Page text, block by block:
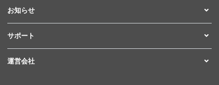
お知らせ
サポート
運営会社